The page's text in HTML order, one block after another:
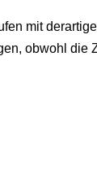
mit
obwohl die